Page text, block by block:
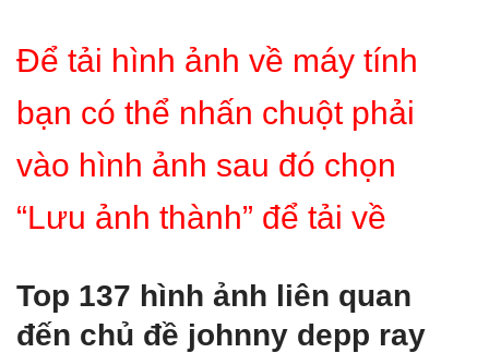
Để tải hình ảnh về máy tính
bạn có thể nhấn chuột phải
vào hình ảnh sau đó chọn
“Lưu ảnh thành” để tải về
Top 137 hình ảnh liên quan
đến chủ đề johnny depp ray